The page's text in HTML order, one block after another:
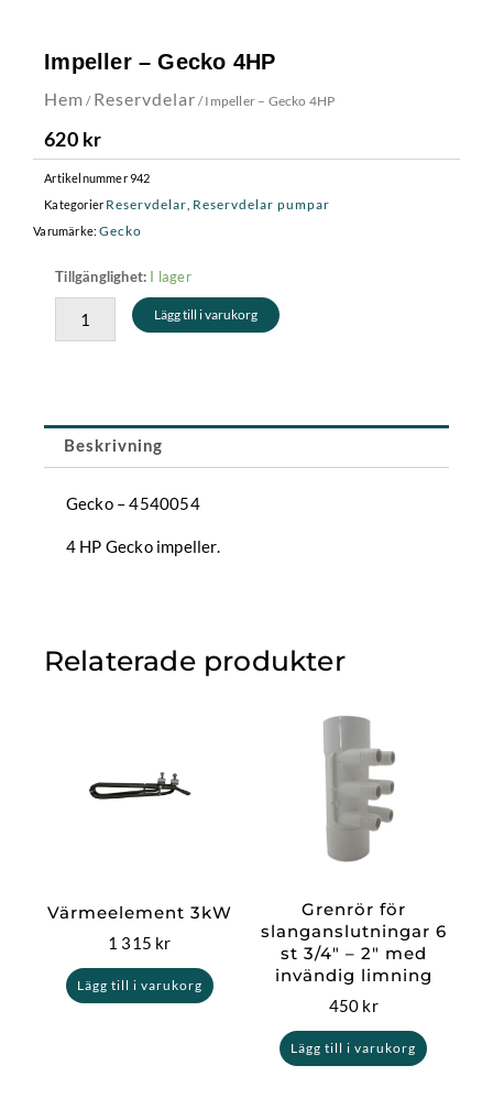
Impeller – Gecko 4HP
Hem / Reservdelar / Impeller – Gecko 4HP
620 kr
Artikelnummer942
Kategorier Reservdelar Reservdelar pumpar
Varumärke:Gecko
Tillgänglighet: I lager
Impeller
-
Gecko
4HP
Lägg till i varukorg
Beskrivning
Gecko – 4540054
4 HP Gecko impeller.
Relaterade produkter
Värmeelement 3kW
1 315 kr
Lägg till i varukorg
Grenrör för
slanganslutningar 6
st 3/4″ – 2″ med
invändig limning
450 kr
Lägg till i varukorg